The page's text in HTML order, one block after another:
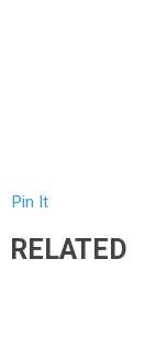
Pin It
RELATED